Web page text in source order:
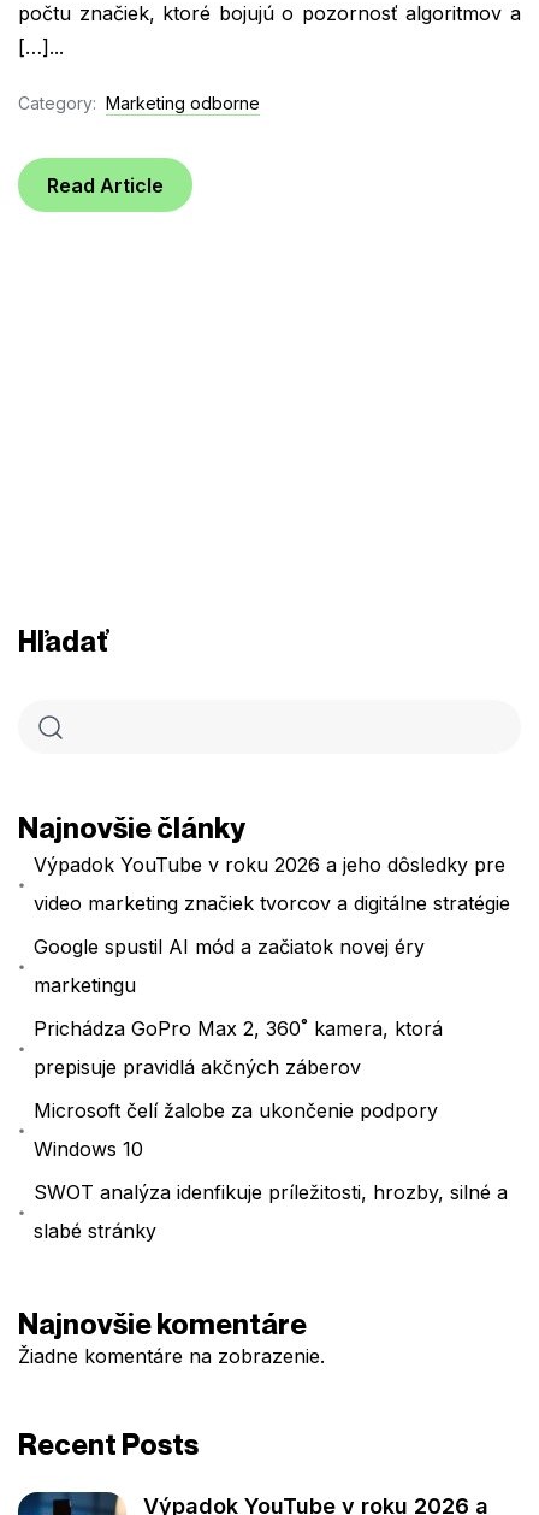
počtu značiek, ktoré bojujú o pozornosť algoritmov a
[…]...
Category: Marketing odborne
Read Article
Hľadať
Najnovšie články
Výpadok YouTube v roku 2026 a jeho dôsledky pre
video marketing značiek tvorcov a digitálne stratégie
Google spustil AI mód a začiatok novej éry
marketingu
Prichádza GoPro Max 2, 360˚ kamera, ktorá
prepisuje pravidlá akčných záberov
Microsoft čelí žalobe za ukončenie podpory
Windows 10
SWOT analýza idenfikuje príležitosti, hrozby, silné a
slabé stránky
Najnovšie komentáre
Žiadne komentáre na zobrazenie.
Recent Posts
Výpadok YouTube v roku 2026 a